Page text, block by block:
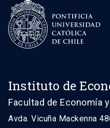
Instituto de
Facultad de Economía
Avda. Vicuña Mackenna